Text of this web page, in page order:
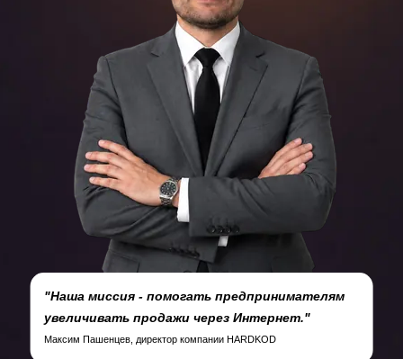
"Наша миссия - помогать предпринимателям
увеличивать продажи через Интернет."
Максим Пашенцев, директор компании HARDKOD